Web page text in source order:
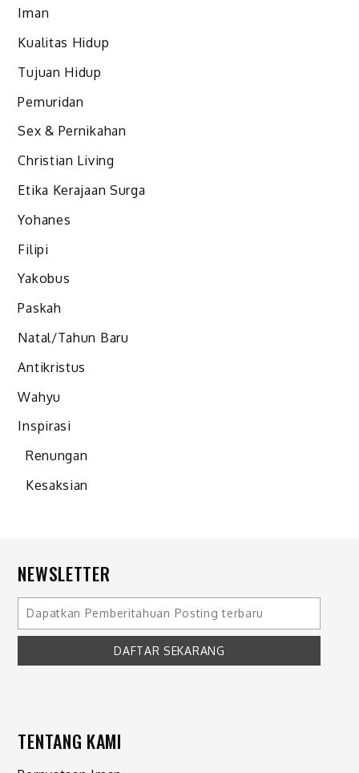
Iman
Kualitas Hidup
Tujuan Hidup
Pemuridan
Sex & Pernikahan
Christian Living
Etika Kerajaan Surga
Yohanes
Filipi
Yakobus
Paskah
Natal/Tahun Baru
Antikristus
Wahyu
Inspirasi
Renungan
Kesaksian
NEWSLETTER
TENTANG KAMI